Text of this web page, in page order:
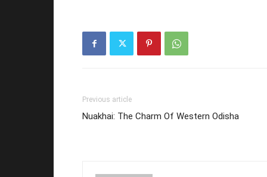
Previous article
Nuakhai: The Charm Of Western Odisha